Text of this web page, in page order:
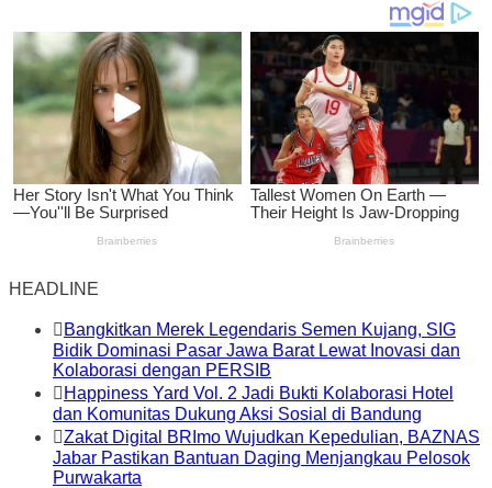
HEADLINE
Bangkitkan Merek Legendaris Semen Kujang, SIG
Bidik Dominasi Pasar Jawa Barat Lewat Inovasi dan
Kolaborasi dengan PERSIB
Happiness Yard Vol. 2 Jadi Bukti Kolaborasi Hotel
dan Komunitas Dukung Aksi Sosial di Bandung
Zakat Digital BRImo Wujudkan Kepedulian, BAZNAS
Jabar Pastikan Bantuan Daging Menjangkau Pelosok
Purwakarta